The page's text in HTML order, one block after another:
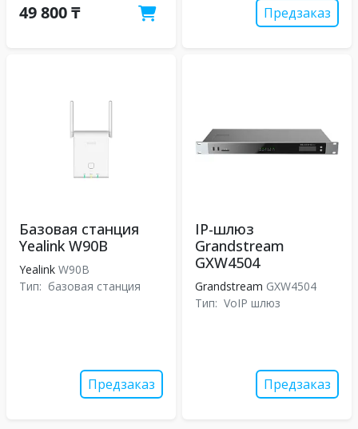
49 800 ₸ Предзаказ
Базовая станция
Yealink W90B
Yealink W90B
Тип: базовая станция
Предзаказ
IP-шлюз
Grandstream
GXW4504
Grandstream GXW4504
Тип: VoIP шлюз
Предзаказ